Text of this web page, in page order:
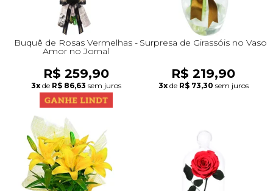
Buquê de Rosas Vermelhas -
Amor no Jornal
R$ 259,90
3x de R$ 86,63 sem juros
Surpresa de Girassóis no Vaso
R$ 219,90
3x de R$ 73,30 sem juros